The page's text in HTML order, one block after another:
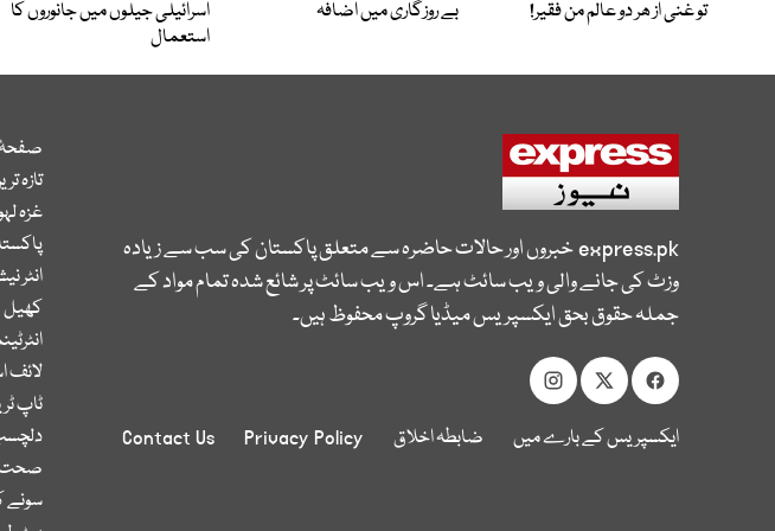
تو غنی از ھر دو عالم من فقیر! بے روزگاری میں اضافہ
اسرائیلی جیلوں میں جانوروں کا
استعمال
express.pkخبروں اور حالات حاضرہ سے متعلق پاکستان کی سب سے زیادہ
وزٹ کی جانے والی ویب سائٹ ہے۔ اس ویب سائٹ پر شائع شدہ تمام مواد کے
جملہ حقوق بحق ایکسپریس میڈیا گروپ محفوظ ہیں۔
ایکسپریس کے بارے میں ضابطہ اخلاق Privacy Policy
Contact Us
صفحۂ
تازہ
غزہ
انٹر
کھیل
لائف
ٹاپ
سونے